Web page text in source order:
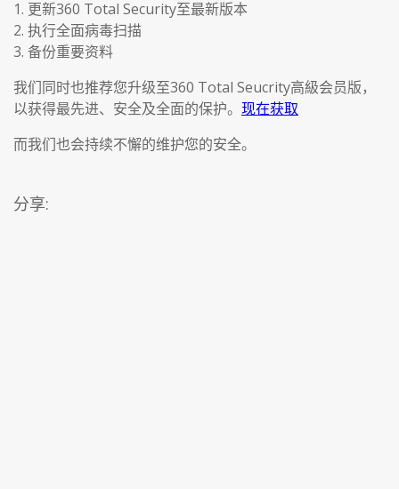
1. 更新360 Total Security至最新版本
2. 执行全面病毒扫描
3. 备份重要资料
我们同时也推荐您升级至360 Total Seucrity高級会员版，
以获得最先进、安全及全面的保护。 现在获取
而我们也会持续不懈的维护您的安全。
分享: